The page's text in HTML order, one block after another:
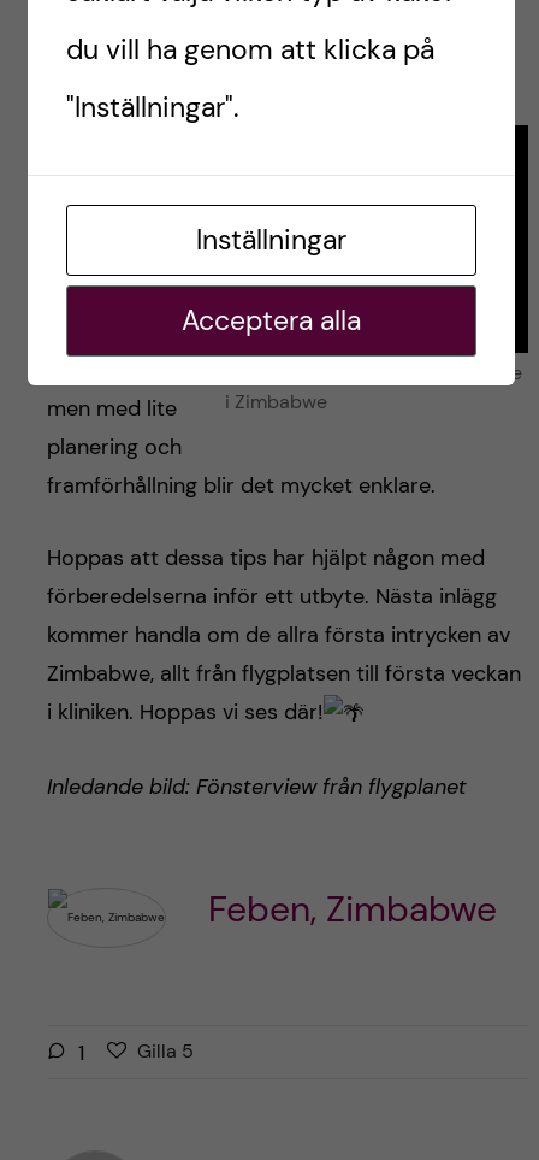
glöms eller behöver fixas sista minuten.
En del av materiallistan för utbyte
i Zimbabwe
kan
förberedelserna
kännas väldigt
men med lite
planering och
framförhållning blir det mycket enklare.
Hoppas att dessa tips har hjälpt någon med
förberedelserna inför ett utbyte. Nästa inlägg
kommer handla om de allra första intrycken av
Zimbabwe, allt från flygplatsen till första veckan
i kliniken. Hoppas vi ses där!
Inledande bild: Fönsterview från flygplanet
Feben, Zimbabwe
1
G
Gilla 5g
du vill ha genom att klicka på
"Inställningar".
Inställningar
Acceptera alla